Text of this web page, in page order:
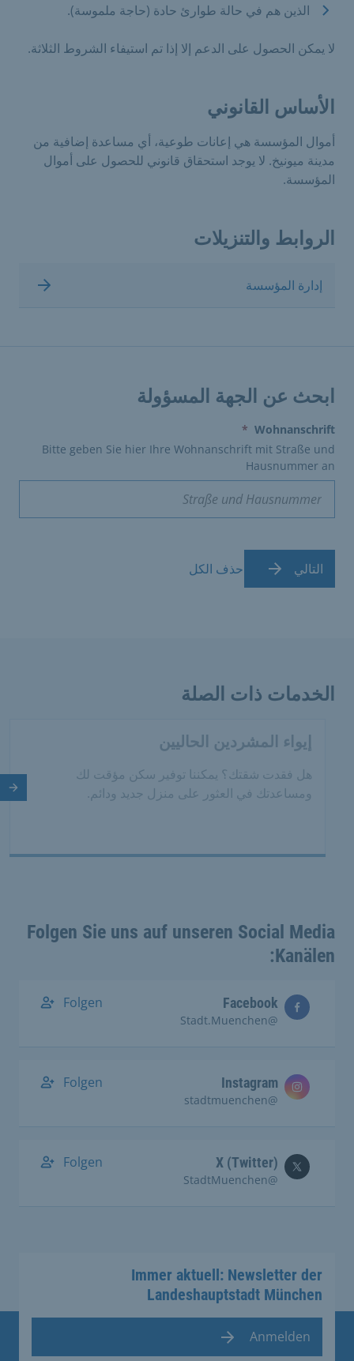
الذين هم في حالة طوارئ حادة (حاجة ملموسة).
لا يمكن الحصول على الدعم إلا إذا تم استيفاء الشروط الثلاثة.
الأساس القانوني
أموال المؤسسة هي إعانات طوعية، أي مساعدة إضافية من
مدينة ميونيخ. لا يوجد استحقاق قانوني للحصول على أموال
المؤسسة.
الروابط والتنزيلات
إدارة المؤسسة
ابحث عن الجهة المسؤولة
Wohnanschrift
*
Bitte geben Sie hier Ihre Wohnanschrift mit Straße und
Hausnummer an
التالي حذف الكل
الخدمات ذات الصلة
إيواء المشردين الحاليين
هل فقدت شقتك؟ يمكننا توفير سكن مؤقت لك
ومساعدتك في العثور على منزل جديد ودائم.
Folgen Sie uns auf unseren Social Media
Kanälen:
Facebook
@Stadt.Muenchen
Folgen
Instagram
@stadtmuenchen
Folgen
X (Twitter)
@StadtMuenchen
Folgen
Immer aktuell: Newsletter der
Landeshauptstadt München
Anmelden